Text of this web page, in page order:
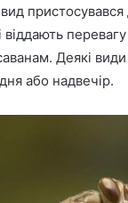
пристосувався
Деякі
або надвечір.